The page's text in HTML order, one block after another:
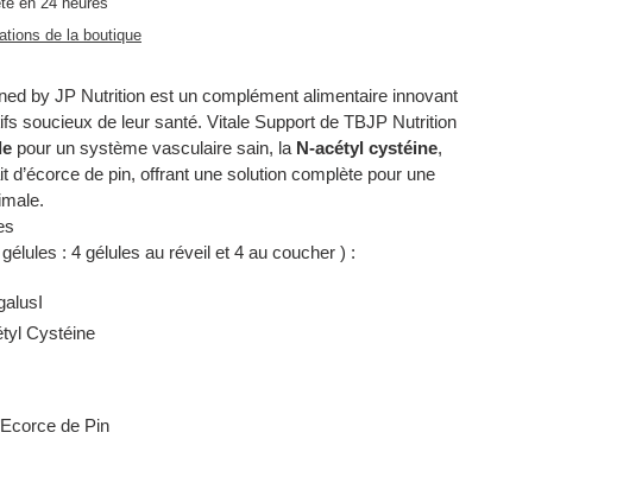
de la boutique
by JP Nutrition est un complément alimentaire innovant
soucieux de leur santé. Vitale Support de TBJP Nutrition
pour un système vasculaire sain, la N-acétyl cystéine,
d’écorce de pin, offrant une solution complète pour une
: 4 gélules au réveil et 4 au coucher ) :
Cystéine
de Pin